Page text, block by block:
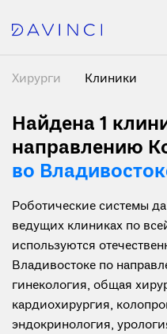
Хирурги Клиники
Найдена 1
направлению
во
Роботические системы
ведущих клиниках по
используются
Владивостоке по
гинекология, общая
кардиохирургия,
эндокринология,